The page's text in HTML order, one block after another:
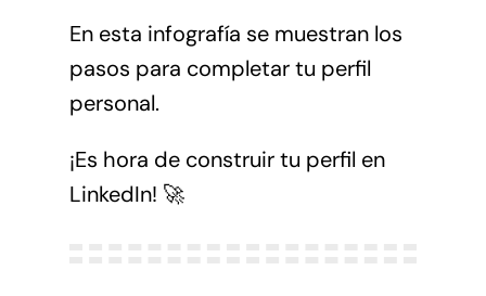
En esta infografía se muestran los
pasos para completar tu perfil
personal.
¡Es hora de construir tu perfil en
LinkedIn! 🚀